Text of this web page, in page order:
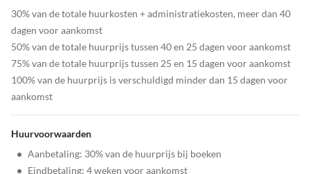
30% van de totale huurkosten + administratiekosten, meer dan 40
dagen voor aankomst
50% van de totale huurprijs tussen 40 en 25 dagen voor aankomst
75% van de totale huurprijs tussen 25 en 15 dagen voor aankomst
100% van de huurprijs is verschuldigd minder dan 15 dagen voor
aankomst
Huurvoorwaarden
• Aanbetaling: 30% van de huurprijs bij boeken
• Eindbetaling: 4 weken voor aankomst